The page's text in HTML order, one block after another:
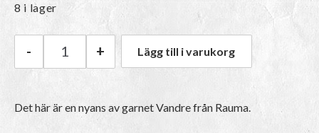
8 i lager
Rauma Vandre | 19 Lys grå mängd
- + Lägg till i varukorg
Det här är en nyans av garnetVandrefrån Rauma.